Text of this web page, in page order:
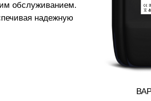
обслуживанием.
надежную